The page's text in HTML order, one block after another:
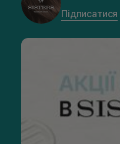
Підписатися